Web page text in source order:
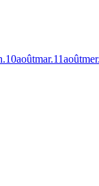
10aoûtmar.11août